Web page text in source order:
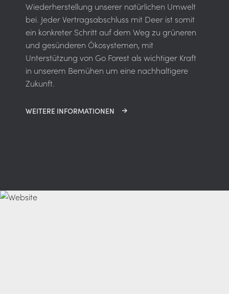
Wiederherstellung unserer natürlichen Umwelt
bei. Jeder Vertragsabschluss mit Deer ist somit
ein konkreter Schritt auf dem Weg zu grüneren
und gesünderen Ökosystemen, mit
Unterstützung von Go Forest als wichtiger Kraft
in unserem Bemühen um eine nachhaltigere
Zukunft.
WEITERE INFORMATIONEN